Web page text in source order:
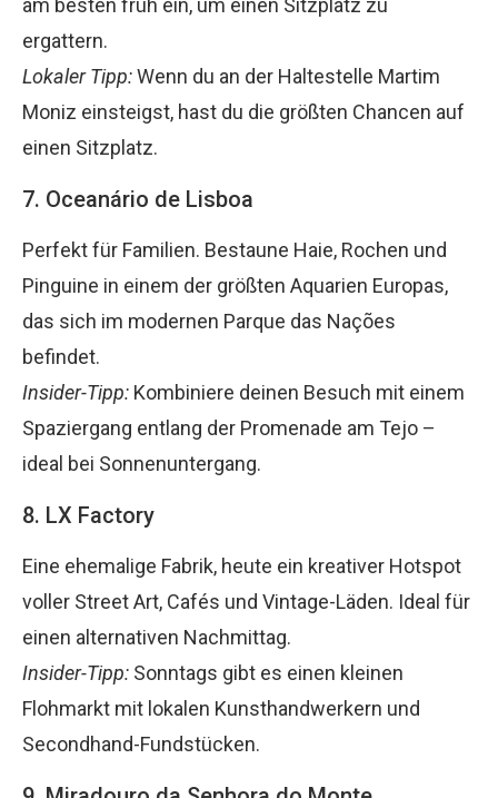
ergattern.
Lokaler Tipp:Wenn du an der Haltestelle Martim
Moniz einsteigst, hast du die größten Chancen auf
einen Sitzplatz.
7. Oceanário de Lisboa
Perfekt für Familien. Bestaune Haie, Rochen und
Pinguine in einem der größten Aquarien Europas,
das sich im modernen Parque das Nações
befindet.
Insider-Tipp: Kombiniere deinen Besuch mit einem
Spaziergang entlang der Promenade am Tejo –
ideal bei Sonnenuntergang.
8. LX Factory
Eine ehemalige Fabrik, heute ein kreativer Hotspot
voller Street Art, Cafés und Vintage-Läden. Ideal für
einen alternativen Nachmittag.
Insider-Tipp: Sonntags gibt es einen kleinen
Flohmarkt mit lokalen Kunsthandwerkern und
Secondhand-Fundstücken.